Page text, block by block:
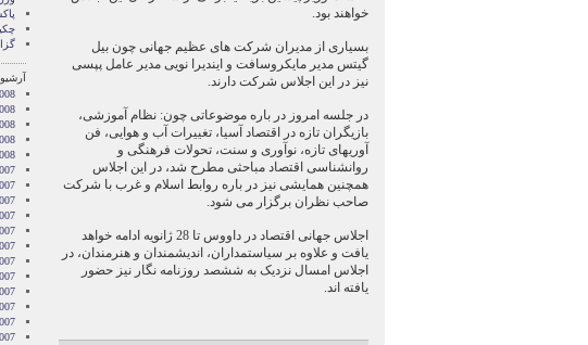
خواهند بود.
بسیاری از مدیران شرکت های عظیم جهانی چون بیل
گیتس مدیر مایکروسافت و ایندیرا نویی مدیر عامل پپسی
نیز در این اجلاس شرکت دارند.
در جلسه امروز در باره موضوعاتی چون: نظام آموزشی،
بازیگران تازه در اقتصاد آسیا، تغییرات آب و هوایی، فن
آوریهای تازه، نوآوری و سنت، تحولات فرهنگی و
روانشناسی اقتصاد مباحثی مطرح شد، در این اجلاس
همچنین همایشی نیز در باره روابط اسلام و غرب با شرکت
صاحب نظران برگزار می شود.
اجلاس جهانی اقتصاد در داووس تا 28 ژانویه ادامه خواهد
یافت و علاوه بر سیاستمداران، اندیشمندان و هنرمندان، در
اجلاس امسال نزدیک به ششصد روزنامه نگار نیز حضور
یافته اند.